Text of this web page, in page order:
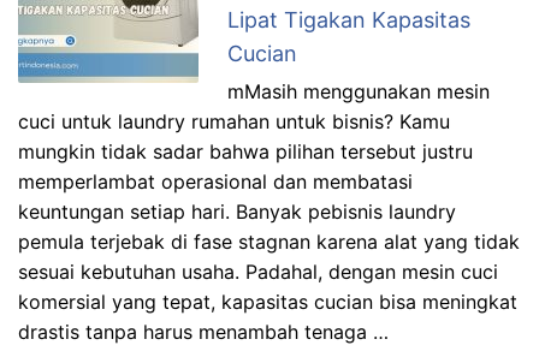
Lipat Tigakan Kapasitas
Cucian
mMasih menggunakan mesin
cuci untuk laundry rumahan untuk bisnis? Kamu
mungkin tidak sadar bahwa pilihan tersebut justru
memperlambat operasional dan membatasi
keuntungan setiap hari. Banyak pebisnis laundry
pemula terjebak di fase stagnan karena alat yang tidak
sesuai kebutuhan usaha. Padahal, dengan mesin cuci
komersial yang tepat, kapasitas cucian bisa meningkat
drastis tanpa harus menambah tenaga …